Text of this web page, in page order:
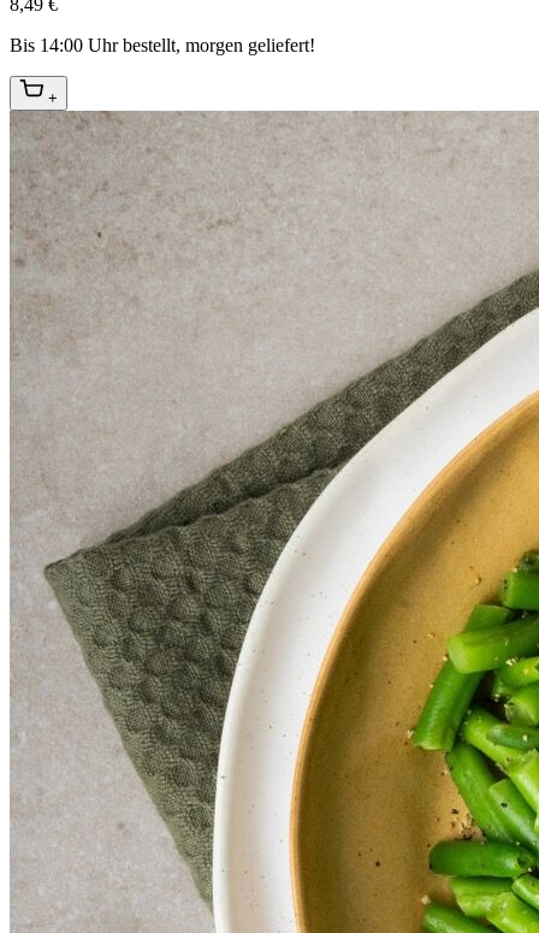
8,49 €
Bis 14:00 Uhr bestellt, morgen geliefert!
+